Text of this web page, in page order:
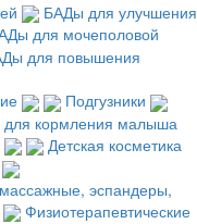
БАДы для улучшения
для мочеполовой
для повышения
Подгузники
для кормления малыша
Детская косметика
эспандеры,
Физиотерапевтические